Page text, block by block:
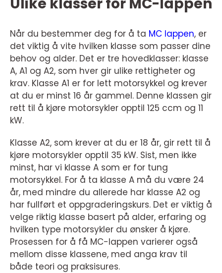
Når du bestemmer deg for å ta MC lappen, er
det viktig å vite hvilken klasse som passer dine
behov og alder. Det er tre hovedklasser: klasse
A, A1 og A2, som hver gir ulike rettigheter og
krav. Klasse A1 er for lett motorsykkel og krever
at du er minst 16 år gammel. Denne klassen gir
rett til å kjøre motorsykler opptil 125 ccm og 11
kW.
Klasse A2, som krever at du er 18 år, gir rett til å
kjøre motorsykler opptil 35 kW. Sist, men ikke
minst, har vi klasse A som er for tung
motorsykkel. For å ta klasse A må du være 24
år, med mindre du allerede har klasse A2 og
har fullført et oppgraderingskurs. Det er viktig å
velge riktig klasse basert på alder, erfaring og
hvilken type motorsykler du ønsker å kjøre.
Prosessen for å få MC-lappen varierer også
mellom disse klassene, med anga krav til
både teori og praksisures.